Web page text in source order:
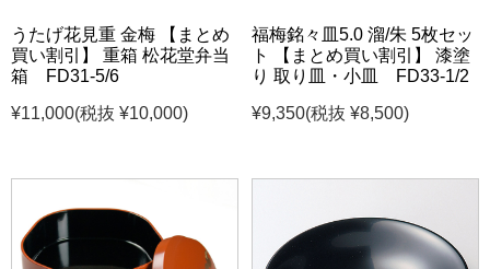
うたげ花見重 金梅 【まとめ
買い割引】 重箱 松花堂弁当
箱 FD31-5/6
¥11,000(税抜 ¥10,000)
福梅銘々皿5.0 溜/朱 5枚セッ
ト 【まとめ買い割引】 漆塗
り 取り皿・小皿 FD33-1/2
¥9,350(税抜 ¥8,500)